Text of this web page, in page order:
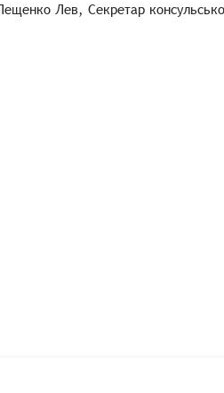
Лев, Секретар